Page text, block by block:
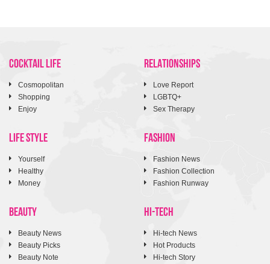
COCKTAIL LIFE
Cosmopolitan
Shopping
Enjoy
RELATIONSHIPS
Love Report
LGBTQ+
Sex Therapy
LIFE STYLE
Yourself
Healthy
Money
FASHION
Fashion News
Fashion Collection
Fashion Runway
BEAUTY
Beauty News
Beauty Picks
Beauty Note
HI-TECH
Hi-tech News
Hot Products
Hi-tech Story